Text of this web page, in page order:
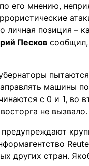
его мнению,
личная позиция –
Песков
машины
с 0 и 1, во
не вызвало.
других стран.